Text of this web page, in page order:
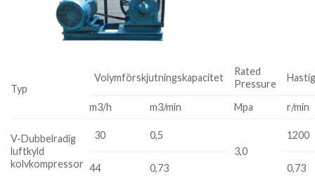
Typ
Volymförskjutningskapacitet
Rated
Pressure
m3/h m3/min Mpa r/min
V-Dubbelradig
luftkyld
kolvkompressor
30
0,5
3,0
1200
44 0,73 0,73